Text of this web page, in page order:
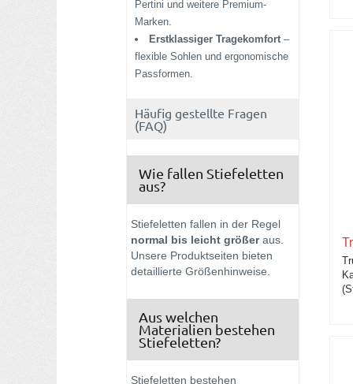
Pertini und weitere Premium-
Marken.
Erstklassiger Tragekomfort –
flexible Sohlen und ergonomische
Passformen.
Häufig gestellte Fragen
(FAQ)
Wie fallen Stiefeletten
aus?
Stiefeletten fallen in der Regel
normal bis leicht größeraus.
Unsere Produktseiten bieten
detaillierte Größenhinweise.
Aus welchen
Materialien bestehen
Stiefeletten?
Stiefeletten bestehen